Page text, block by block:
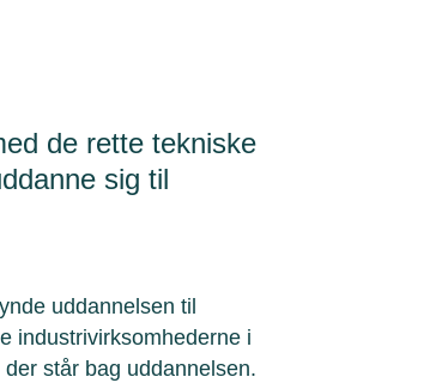
de rette tekniske
sig til
uddannelsen til
industrivirksomhederne i
står bag uddannelsen.